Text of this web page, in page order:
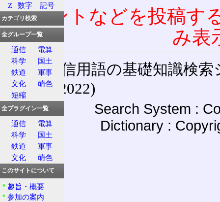
コメントなどを投稿す
み表
通信用語の基礎知識検索
(27-May-2022)
Search System :
Dictionary :
Z
数字 記号
カテゴリ検索
全グループ一覧
通信
電算
科学
国土
鉄道
軍事
文化
萌色
短縮
全プラグイン一覧
通信
電算
科学
国土
鉄道
軍事
文化
萌色
このサイトについて
趣旨・概要
参加の案内